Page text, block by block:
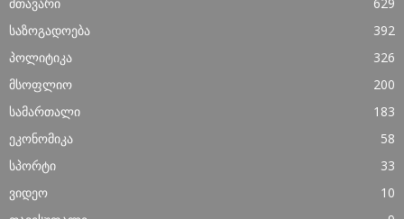
მთავარი
629
საზოგადოება
392
პოლიტიკა
326
მსოფლიო
200
სამართალი
183
ეკონომიკა
58
სპორტი
33
ვიდეო
10